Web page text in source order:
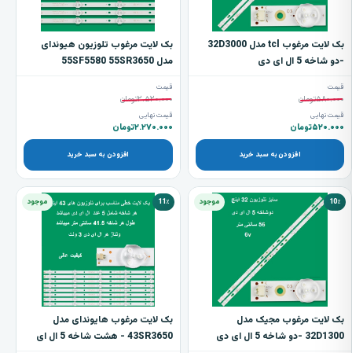
بک لایت مرغوب tcl مدل 32D3000
-دو شاخه 5 ال ای دی
قیمت
۵۸۰.۰۰۰تومان
قیمت نهایی
۵۲۰.۰۰۰تومان
افزودن به سبد خرید
بک لایت مرغوب تلوزیون هیوندای
مدل 55SF5580 55SR3650
قیمت
۲.۵۲۰.۰۰۰تومان
قیمت نهایی
۲.۲۷۰.۰۰۰تومان
افزودن به سبد خرید
10٪ موجود
بک لایت مرغوب مجیک مدل
32D1300 -دو شاخه 5 ال ای دی
11٪ موجود
بک لایت مرغوب هایوندای مدل
43SR3650 - هشت شاخه 5 ال ای